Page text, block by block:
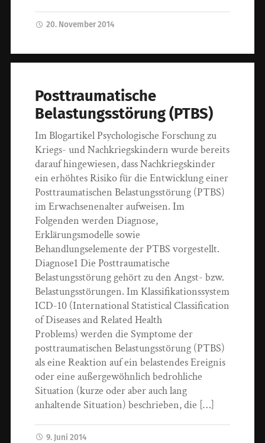
20. November 2014
Posttraumatische
Belastungsstörung (PTBS)
Im Blogartikel Psychologische Forschung zu
Kriegs- und Nachkriegskindern wurde bereits
darauf hingewiesen, dass Nachkriegskinder
ein erhöhtes Risiko für die Entwicklung einer
Posttraumatischen Belastungsstörung (PTBS)
im Erwachsenenalter aufweisen. Im
Folgenden werden Diagnose,
Erklärungsmodelle sowie
Behandlungselemente der PTBS vorgestellt.
Diagnose1 Die Posttraumatische
Belastungsstörung gehört zu den Angst- bzw.
Belastungsstörungen. Im Klassifikationssystem
ICD-10 (International Statistical Classification
of Diseases and Related Health
Problems) werden die Symptome der
posttraumatischen Belastungsstörung (PTBS)
als eine Reaktion auf ein belastendes Ereignis
oder eine außergewöhnlich bedrohliche
Situation (kurze oder aber auch lang
anhaltende Situation) beschrieben, die […]
9. Juni 2014